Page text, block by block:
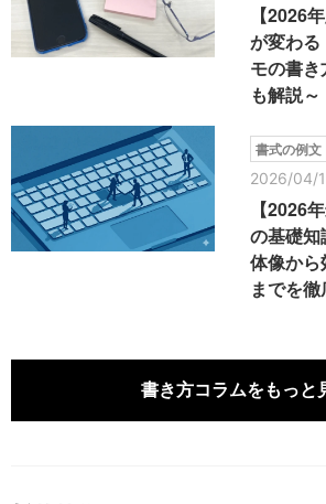
【2026
が変わる
モの書
も解説～
書式の例文
2026/04/
【2026
の基礎
体像から
までを
書き方コラムをもっと